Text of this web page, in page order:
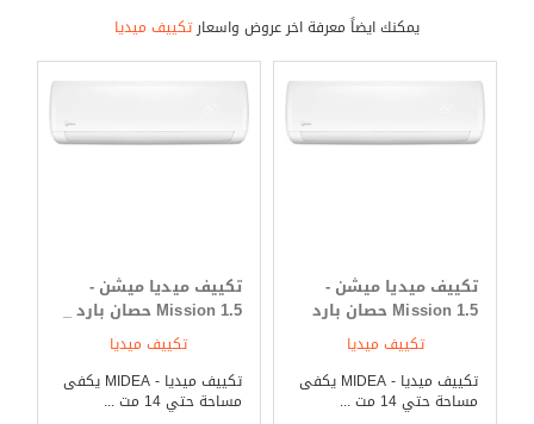
يمكنك ايضاً معرفة اخر عروض واسعارتكييف ميديا
تكييف ميديا ميشن -
Mission 1.5 حصان بارد
تكييف ميديا
تكييف ميديا - MIDEA يكفى
مساحة حتي 14 مت ...
تكييف ميديا ميشن -
Mission 1.5 حصان بارد _
تكييف ميديا
تكييف ميديا - MIDEA يكفى
مساحة حتي 14 مت ...